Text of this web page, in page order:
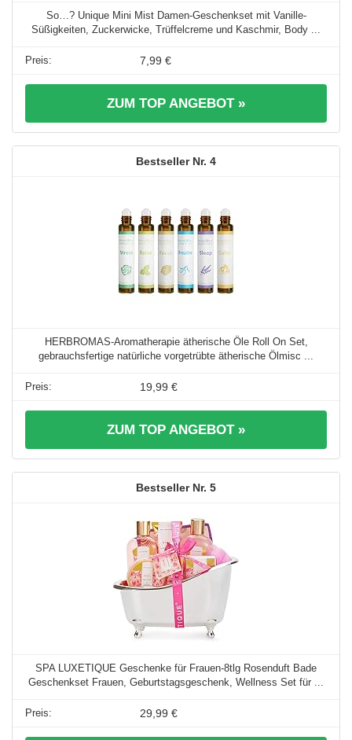
So…? Unique Mini Mist Damen-Geschenkset mit Vanille-
Süßigkeiten, Zuckerwicke, Trüffelcreme und Kaschmir, Body ...
7,99 €
ZUM TOP ANGEBOT »
4
HERBROMAS-Aromatherapie ätherische Öle Roll On Set,
gebrauchsfertige natürliche vorgetrübte ätherische Ölmisc ...
19,99 €
ZUM TOP ANGEBOT »
5
SPA LUXETIQUE Geschenke für Frauen-8tlg Rosenduft Bade
Geschenkset Frauen, Geburtstagsgeschenk, Wellness Set für ...
29,99 €